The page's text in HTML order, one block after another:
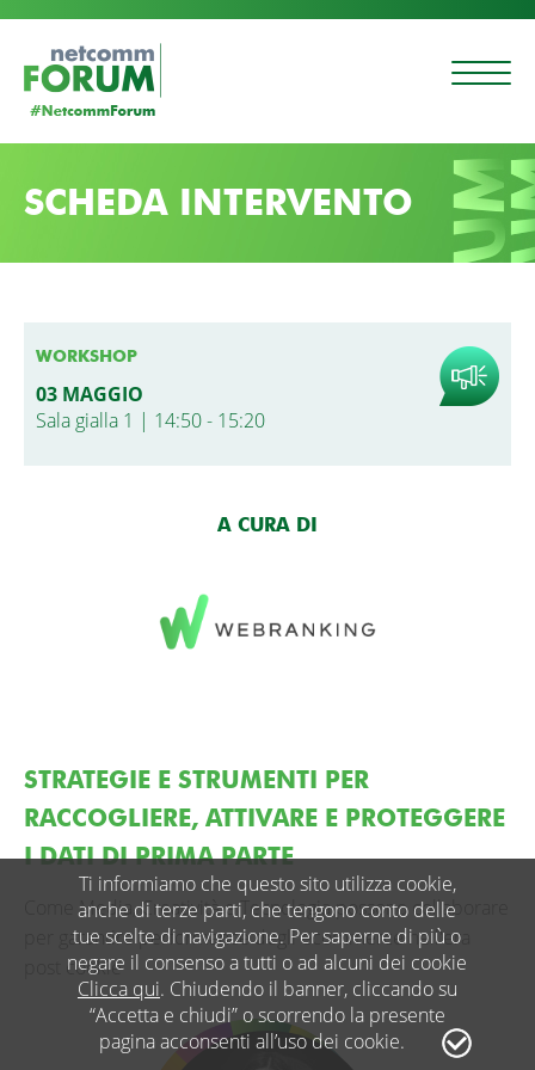
SCHEDA INTERVENTO
WORKSHOP
03 MAGGIO
Sala gialla 1 | 14:50 - 15:20
A CURA DI
STRATEGIE E STRUMENTI PER
RACCOGLIERE, ATTIVARE E PROTEGGERE
I DATI DI PRIMA PARTE
Come Media, Creatività e Tecnologia possono collaborare
per garantire performance degli ecommerce nell'era
post cookie
Ti informiamo che questo sito utilizza cookie,
anche di terze parti, che tengono conto delle
tue scelte di navigazione. Per saperne di più o
negare il consenso a tutti o ad alcuni dei cookie
Clicca qui. Chiudendo il banner, cliccando su
“Accetta e chiudi” o scorrendo la presente
pagina acconsenti all’uso dei cookie.